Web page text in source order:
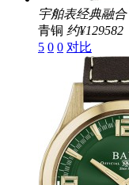
宇舶表经典融合
青铜 约¥129582
5 0 0 对比